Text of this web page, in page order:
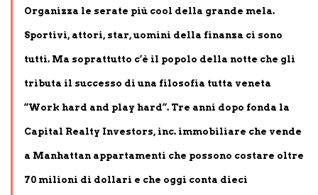
Organizza le serate più cool della grande mela.
Sportivi, attori, star, uomini della finanza ci sono
tutti. Ma soprattutto c’è il popolo della notte che gli
tributa il successo di una filosofia tutta veneta
“Work hard and play hard”. Tre anni dopo fonda la
Capital Realty Investors, inc. immobiliare che vende
a Manhattan appartamenti che possono costare oltre
70 milioni di dollari e che oggi conta dieci